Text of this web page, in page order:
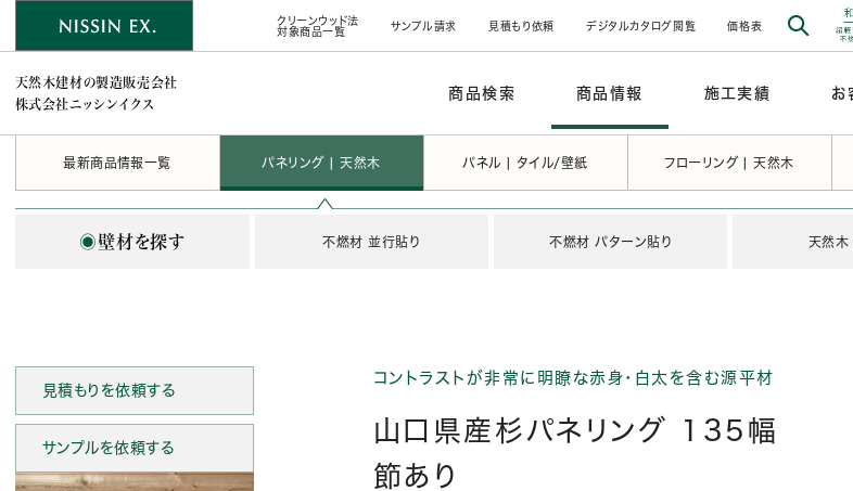
クリーンウッド法
対象商品一覧
サンプル請求 見積もり依頼 デジタルカタログ閲覧 価格表
天然木建材の製造販売会社
株式会社ニッシンイクス
商品検索 商品情報 施工実績 お
最新商品情報一覧 パネリング | 天然木
◉壁材を探す 不燃材 並行貼り 不燃材 パターン貼り 天然
パネル | タイル/壁紙 フローリング | 天然木
見積もりを依頼する
サンプルを依頼する
コントラストが非常に明瞭な赤身・白太を含む源平材
山口県産杉パネリング 135幅
節あり